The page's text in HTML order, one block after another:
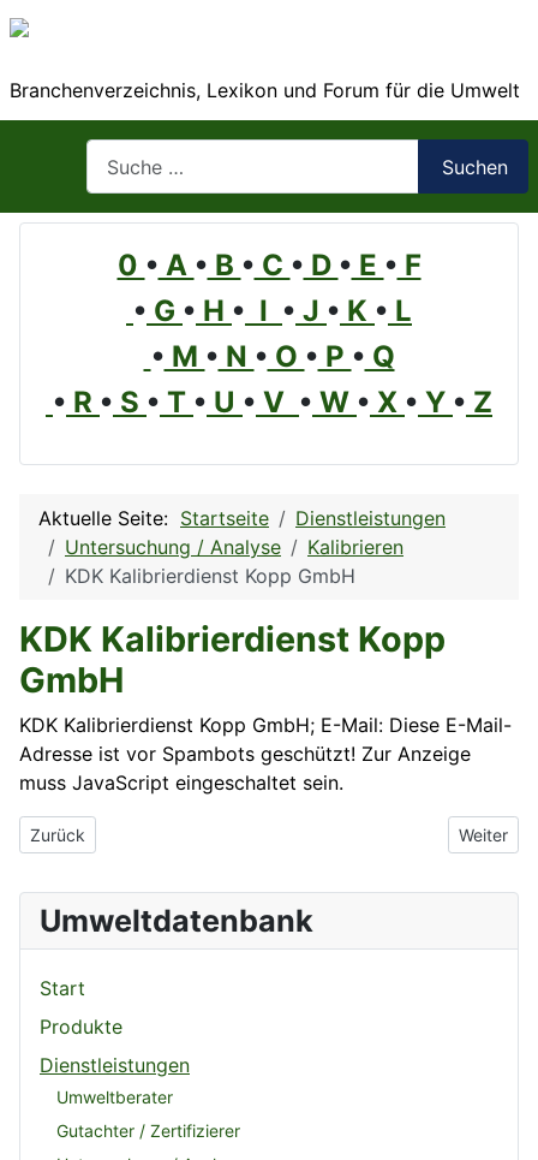
Branchenverzeichnis, Lexikon und Forum für die Umwelt
Suchen
0 • A • B • C • D • E • F
• G • H • I • J • K • L
• M • N • O • P • Q
• R • S • T • U • V • W • X • Y • Z
Aktuelle Seite: Startseite
Dienstleistungen
Untersuchung / Analyse
Kalibrieren
KDK Kalibrierdienst Kopp GmbH
KDK Kalibrierdienst Kopp
GmbH
KDK Kalibrierdienst Kopp GmbH; E-Mail: Diese E-Mail-
Adresse ist vor Spambots geschützt! Zur Anzeige
muss JavaScript eingeschaltet sein.
Vorheriger Beitrag: Kalibrix GmbH
Zurück Nächster
Weiter
Umweltdatenbank
Start
Produkte
Dienstleistungen
Umweltberater
Gutachter / Zertifizierer